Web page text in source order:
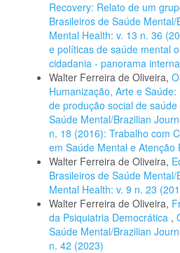
Recovery: Relato de um
Brasileiros de Saúde
Mental Health: v. 13 n. 36
e políticas de saúde mental
cidadania - panorama
Walter Ferreira de Oliveira,
Humanização, Arte e
de produção social de saúde
Saúde Mental/Brazilian
n. 18 (2016): Trabalho com
em Saúde Mental e Atenção
Walter Ferreira de Oliveira,
Brasileiros de Saúde
Mental Health: v. 9 n. 23
Walter Ferreira de Oliveira,
da Psiquiatria Democrática ,
Saúde Mental/Brazilian
n. 42 (2023)